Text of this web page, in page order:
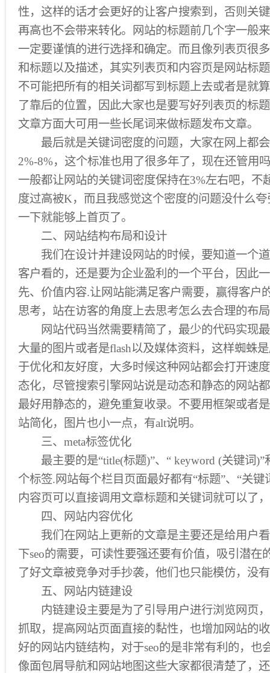
性，这样的话才会更好的让客户搜索到，否则关
再高也不会带来转化。网站的标题前几个字一般
一定要谨慎的进行选择和确定。而且像列表页很
和标题以及描述，其实列表页和内容页是网站标
不可能把所有的相关词都写到标题上去或者是就
了靠后的位置，因此大家也是要写好列表页的标
文章方面大可用一些长尾词来做标题发布文章。
最后就是关键词密度的问题，大家在网上都会
2%-8%，这个标准也用了很多年了，现在还管用
一般都让网站的关键词密度保持在3%左右吧，不
度过高被K，而且我感觉这个密度的问题没什么
一下就能够上首页了。
二、网站结构布局和设计
我们在设计并建设网站的时候，要知道一个道
客户看的，还是要为企业盈利的一个平台，因此
先、价值内容.让网站能满足客户需要，赢得客户
思考，站在访客的角度上去思考怎么去合理的布
网站代码当然需要精简了，最少的代码实现最
大量的图片或者是flash以及媒体资料，这样蜘蛛
于优化和友好度，大多时候这种网站都会打开速
态化，尽管搜索引擎网站说是动态和静态的网站
最好用静态的，避免重复收录。不要用框架或者
站简化，图片也小一点，有alt说明。
三、meta标签优化
最主要的是“title(标题)”、“ keyword (关键词)”
个标签.网站每个栏目页面最好都有“标题”、“关键
内容页可以直接调用文章标题和关键词就可以了
四、网站内容优化
我们在网站上更新的文章是主要还是给用户看
下seo的需要，可读性要强还要有价值，吸引潜在
了好文章被竞争对手抄袭，他们也只能模仿，没
五、网站内链建设
内链建设主要是为了引导用户进行浏览网页，
抓取，提高网站页面直接的黏性，也增加网站的
好的网站内链结构，对于seo的是非常有利的，也
像面包屑导航和网站地图这些大家都很清楚了，